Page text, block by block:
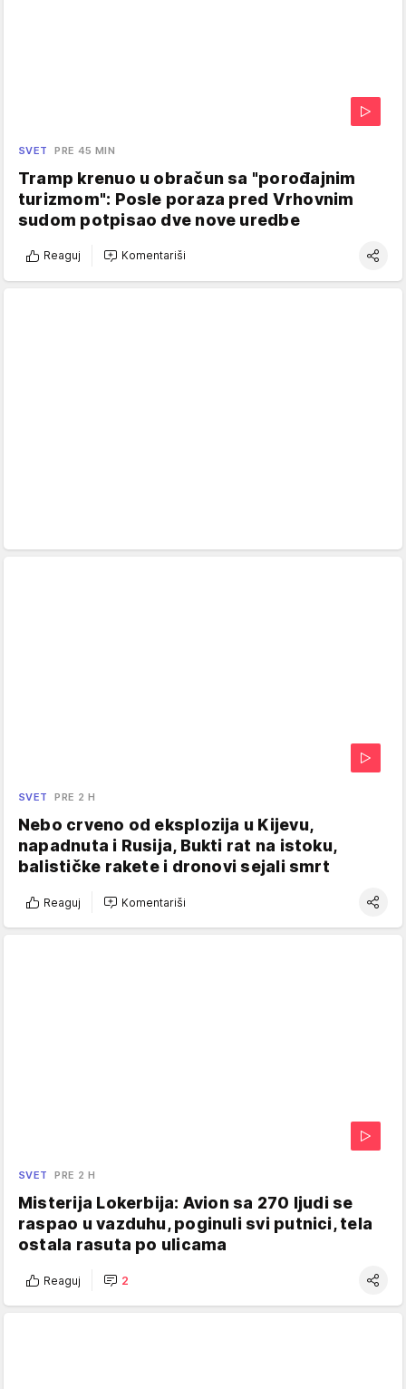
SVET PRE 45 MIN
Tramp krenuo u obračun sa "porođajnim
turizmom": Posle poraza pred Vrhovnim
sudom potpisao dve nove uredbe
Reaguj Komentariši
SVET PRE 2 H
Nebo crveno od eksplozija u Kijevu,
napadnuta i Rusija, Bukti rat na istoku,
balističke rakete i dronovi sejali smrt
Reaguj Komentariši
SVET PRE 2 H
Misterija Lokerbija: Avion sa 270 ljudi se
raspao u vazduhu, poginuli svi putnici, tela
ostala rasuta po ulicama
Reaguj 2